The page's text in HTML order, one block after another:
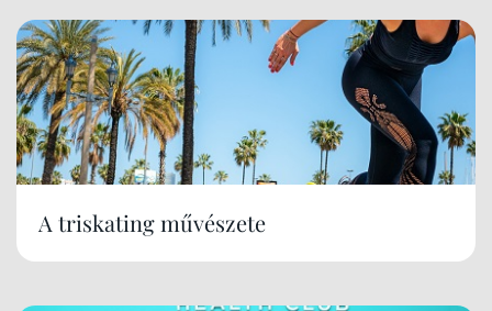
A triskating művészete